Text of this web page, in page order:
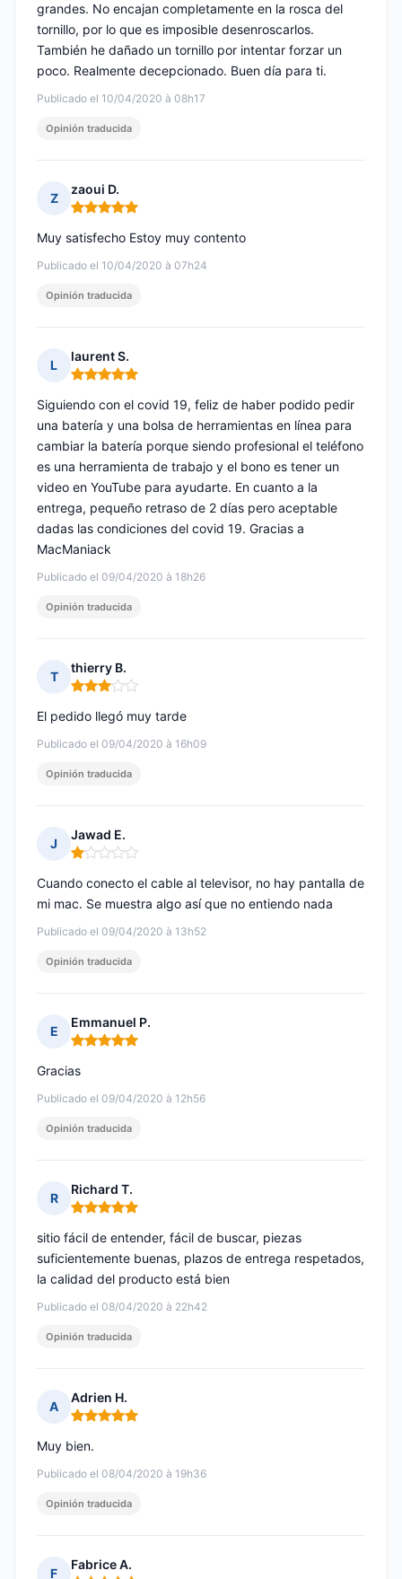
Publicado el 10/04/2020 à 08h17
grandes. No encajan completamente en la rosca del
tornillo, por lo que es imposible desenroscarlos.
También he dañado un tornillo por intentar forzar un
poco. Realmente decepcionado. Buen día para ti.
Opinión traducida
Z
zaoui D.
Nota: 5 de 5
Publicado el 10/04/2020 à 07h24
Muy satisfecho Estoy muy contento
Opinión traducida
L
laurent S.
Nota: 5 de 5
Publicado el 09/04/2020 à 18h26
Siguiendo con el covid 19, feliz de haber podido pedir
una batería y una bolsa de herramientas en línea para
cambiar la batería porque siendo profesional el teléfono
es una herramienta de trabajo y el bono es tener un
video en YouTube para ayudarte. En cuanto a la
entrega, pequeño retraso de 2 días pero aceptable
dadas las condiciones del covid 19. Gracias a
MacManiack
Opinión traducida
T
thierry B.
Nota: 3 de 5
Publicado el 09/04/2020 à 16h09
El pedido llegó muy tarde
Opinión traducida
J
Jawad E.
Nota: 1 de 5
Publicado el 09/04/2020 à 13h52
Cuando conecto el cable al televisor, no hay pantalla de
mi mac. Se muestra algo así que no entiendo nada
Opinión traducida
E
Emmanuel P.
Nota: 5 de 5
Publicado el 09/04/2020 à 12h56
Gracias
Opinión traducida
R
Richard T.
Nota: 5 de 5
Publicado el 08/04/2020 à 22h42
sitio fácil de entender, fácil de buscar, piezas
suficientemente buenas, plazos de entrega respetados,
la calidad del producto está bien
Opinión traducida
A
Adrien H.
Nota: 5 de 5
Publicado el 08/04/2020 à 19h36
Muy bien.
Opinión traducida
F
Fabrice A.